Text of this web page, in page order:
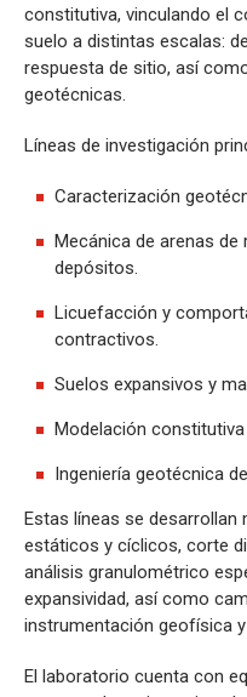
constitutiva, vinculando el
suelo a distintas escalas:
respuesta de sitio, así
geotécnicas.
Líneas de investigación
Caracterización
Mecánica de arenas de
depósitos.
Licuefacción y
contractivos.
Suelos expansivos y
Modelación
Ingeniería geotécnica
Estas líneas se desarrollan
estáticos y cíclicos, corte
análisis granulométrico
expansividad, así como
instrumentación geofísica
El laboratorio cuenta con